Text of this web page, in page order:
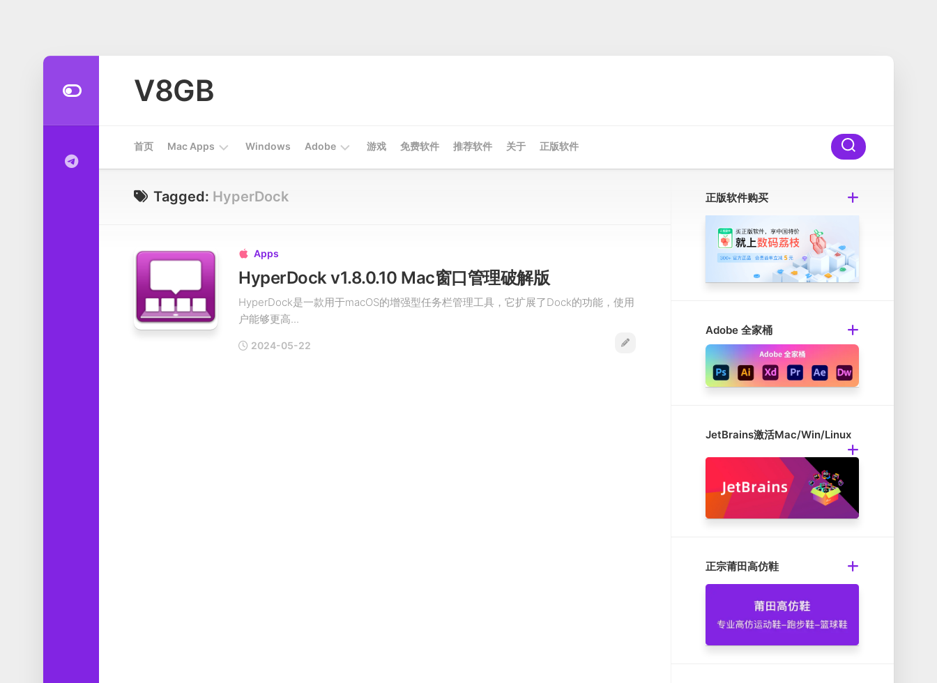
V8GB
首页 Mac Apps
Apps
工
具
系
统
工
具
Windows Adobe 游戏 免费软件 推荐软件 关于 正版软件
Tagged: HyperDock
 Apps
HyperDock v1.8.0.10 Mac窗口管理破解版
HyperDock是一款用于macOS的增强型任务栏管理工具，它扩展了Dock的功能，使用
户能够更高...
2024-05-22
正版软件购买
Adobe 全家桶
JetBrains激活Mac/Win/Linux
正宗莆田高仿鞋